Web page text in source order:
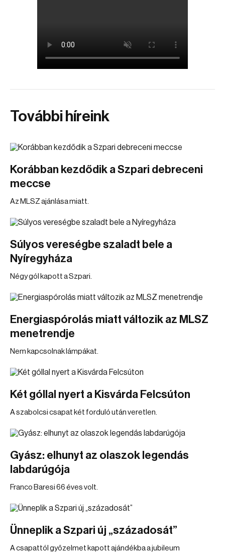
További híreink
Korábban kezdődik a Szpari debreceni
meccse
Az MLSZ ajánlása miatt.
Súlyos vereségbe szaladt bele a
Nyíregyháza
Négy gól kapott a Szpari.
Energiaspórolás miatt változik az MLSZ
menetrendje
Nem kapcsolnak lámpákat.
Két góllal nyert a Kisvárda Felcsúton
A szabolcsi csapat két forduló után veretlen.
Gyász: elhunyt az olaszok legendás
labdarúgója
Franco Baresi 66 éves volt.
Ünneplik a Szpari új „századosát”
A csapattól győzelmet kapott ajándékba a jubileum